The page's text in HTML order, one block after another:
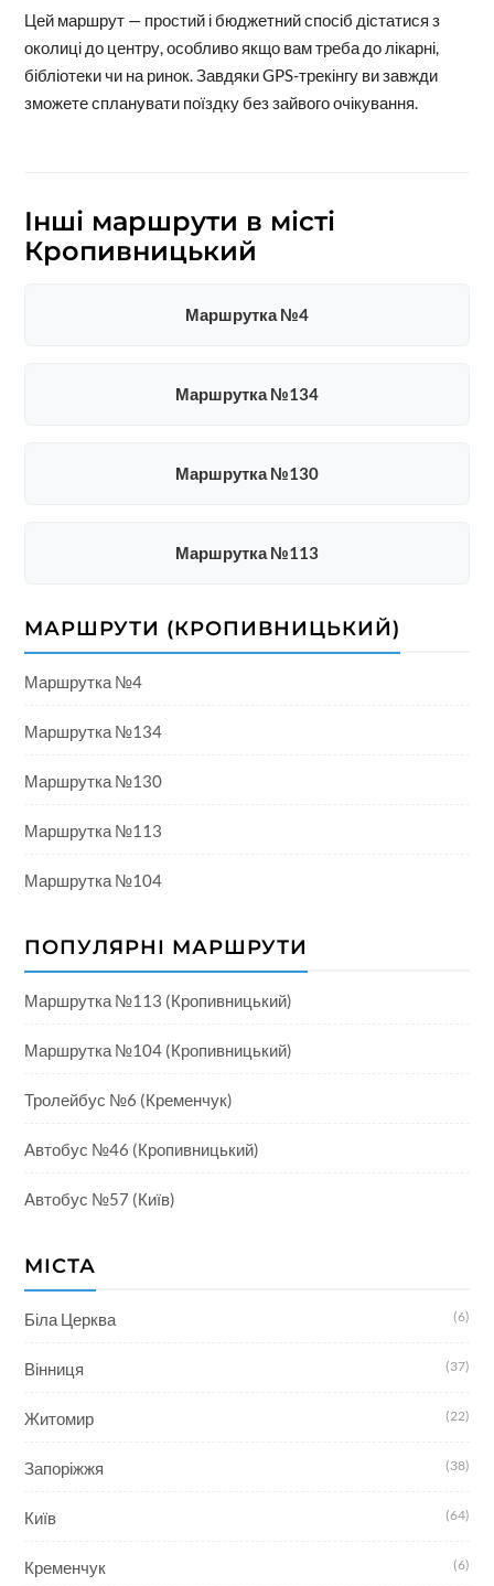
Цей маршрут — простий і бюджетний спосіб дістатися з
околиці до центру, особливо якщо вам треба до лікарні,
бібліотеки чи на ринок. Завдяки GPS-трекінгу ви завжди
зможете спланувати поїздку без зайвого очікування.
Інші маршрути в місті
Кропивницький
Маршрутка №4
Маршрутка №134
Маршрутка №130
Маршрутка №113
МАРШРУТИ (КРОПИВНИЦЬКИЙ)
Маршрутка №4
Маршрутка №134
Маршрутка №130
Маршрутка №113
Маршрутка №104
ПОПУЛЯРНІ МАРШРУТИ
Маршрутка №113 (Кропивницький)
Маршрутка №104 (Кропивницький)
Тролейбус №6 (Кременчук)
Автобус №46 (Кропивницький)
Автобус №57 (Київ)
МІСТА
Біла Церква (6)
Вінниця (37)
Житомир (22)
Запоріжжя (38)
Київ (64)
Кременчук (6)